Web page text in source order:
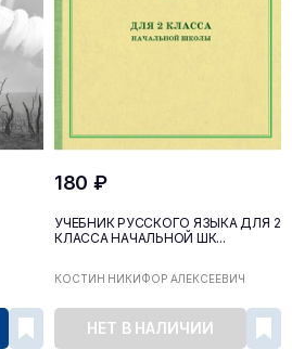
180 ₽
УЧЕБНИК РУССКОГО ЯЗЫКА ДЛЯ 2
КЛАССА НАЧАЛЬНОЙ ШК...
КОСТИН НИКИФОР АЛЕКСЕЕВИЧ
НЕТ В НАЛИЧИИ